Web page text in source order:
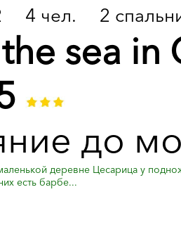
4 чел. 2
sea
до
деревне Цесарица у
есть барбе...